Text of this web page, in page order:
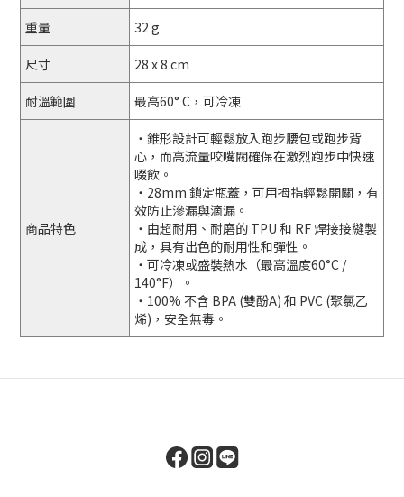
重量 32 g
尺寸 28 x 8 cm
耐溫範圍 最高60° C，可冷凍
商品特色
・錐形設計可輕鬆放入跑步腰包或跑步背
心，而高流量咬嘴閥確保在激烈跑步中快速
啜飲。
・28mm 鎖定瓶蓋，可用拇指輕鬆開關，有
效防止滲漏與滴漏。
・由超耐用、耐磨的 TPU 和 RF 焊接接縫製
成，具有出色的耐用性和彈性。
・可冷凍或盛裝熱水（最高溫度60°C /
140°F）。
・100% 不含 BPA (雙酚A) 和 PVC (聚氯乙
烯)，安全無毒。